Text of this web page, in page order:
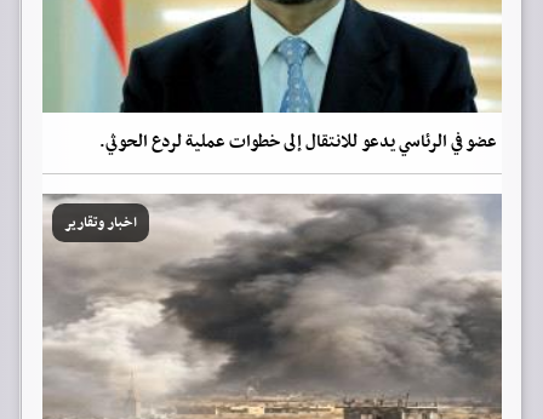
عضو في الرئاسي يدعو للانتقال إلى خطوات عملية لردع الحوثي.
اخبار وتقارير